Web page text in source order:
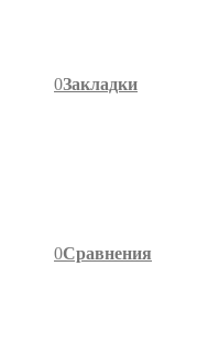
0Закладки
0Сравнения